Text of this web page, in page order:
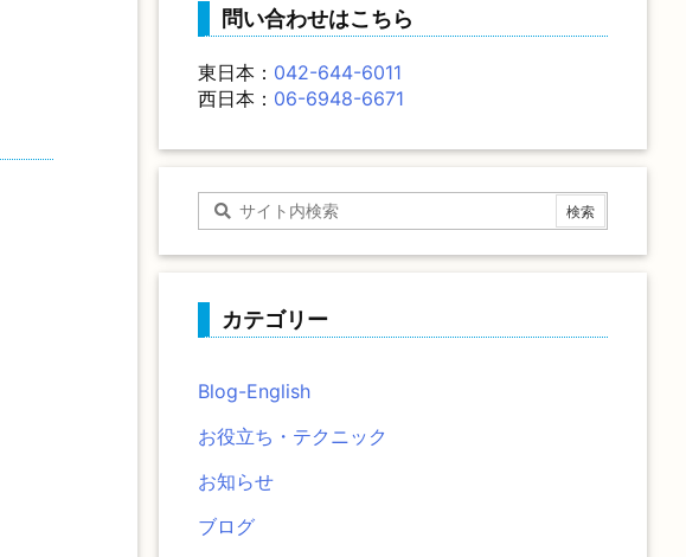
問い合わせはこちら
東日本： 042-644-6011
西日本： 06-6948-6671
カテゴリー
Blog-English
お役立ち・テクニック
お知らせ
ブログ